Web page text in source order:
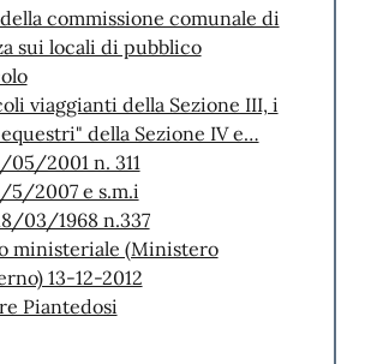
commissione comunale di
sui locali di pubblico
viaggianti della Sezione III, i
della Sezione IV e…
05/2001 n. 311
5/2007 e s.m.i
03/1968 n.337
ministeriale (Ministero
13-12-2012
Piantedosi